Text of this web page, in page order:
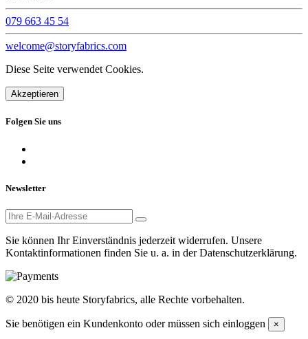
079 663 45 54
welcome@storyfabrics.com
Diese Seite verwendet Cookies.
Akzeptieren
Folgen Sie uns
Newsletter
Sie können Ihr Einverständnis jederzeit widerrufen. Unsere
Kontaktinformationen finden Sie u. a. in der Datenschutzerklärung.
© 2020 bis heute Storyfabrics, alle Rechte vorbehalten.
Sie benötigen ein Kundenkonto oder müssen sich einloggen ×